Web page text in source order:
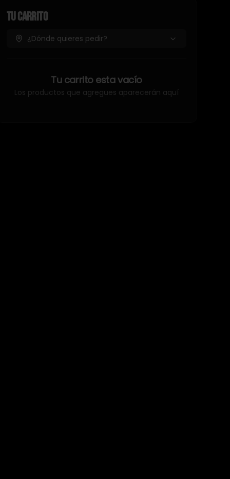
Tu Carrito
¿Dónde quieres pedir?
Tu carrito esta vacío
Los productos que agregues aparecerán aquí